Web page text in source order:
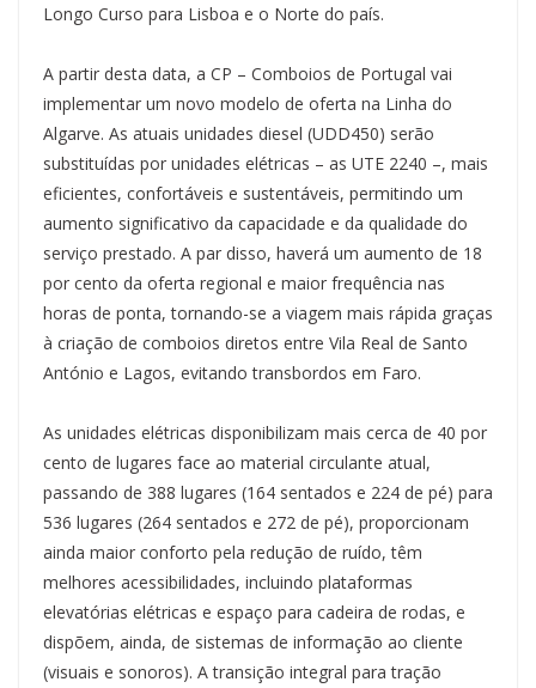
Longo Curso para Lisboa e o Norte do país.
A partir desta data, a CP – Comboios de Portugal vai
implementar um novo modelo de oferta na Linha do
Algarve. As atuais unidades diesel (UDD450) serão
substituídas por unidades elétricas – as UTE 2240 –, mais
eficientes, confortáveis e sustentáveis, permitindo um
aumento significativo da capacidade e da qualidade do
serviço prestado. A par disso, haverá um aumento de 18
por cento da oferta regional e maior frequência nas
horas de ponta, tornando-se a viagem mais rápida graças
à criação de comboios diretos entre Vila Real de Santo
António e Lagos, evitando transbordos em Faro.
As unidades elétricas disponibilizam mais cerca de 40 por
cento de lugares face ao material circulante atual,
passando de 388 lugares (164 sentados e 224 de pé) para
536 lugares (264 sentados e 272 de pé), proporcionam
ainda maior conforto pela redução de ruído, têm
melhores acessibilidades, incluindo plataformas
elevatórias elétricas e espaço para cadeira de rodas, e
dispõem, ainda, de sistemas de informação ao cliente
(visuais e sonoros). A transição integral para tração